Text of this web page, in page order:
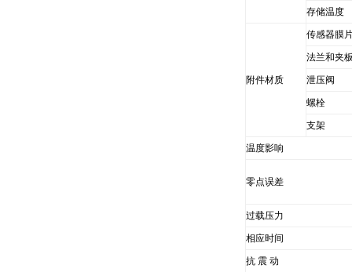
存储温度
附件材质
传感器膜
法兰和夹
泄压阀
螺栓
支架
温度影响
零点误差
过载压力
相应时间
抗 震 动